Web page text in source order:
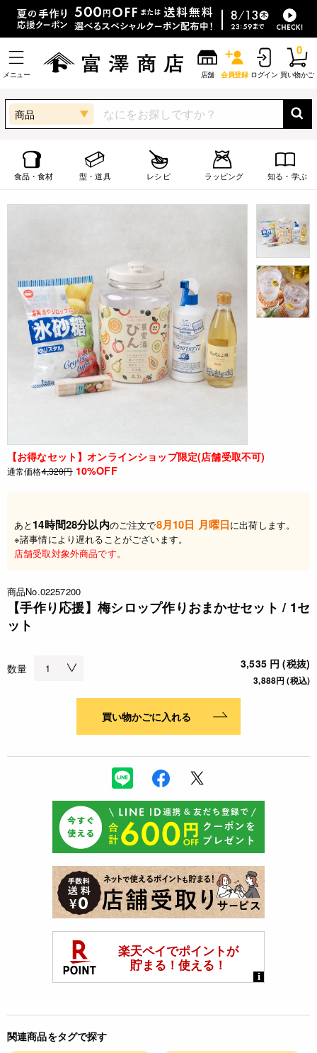
メニュー 店舗 会員登録 ログイン 買い物かご
0
商品
食品・食材 型・道具 レシピ ラッピング 知る・学ぶ
【お得なセット】オンラインショップ限定(店舗受取不可)
通常価格4,320円 10%OFF
あと 14時間28分以内のご注文で8月10日 月曜日に出荷します。
※諸事情により遅れることがございます。
店舗受取対象外商品です。
商品No.02257200
【手作り応援】梅シロップ作りおまかせセット / 1セ
ット
数量 3,535 円 (税抜)
3,888円 (税込)
買い物かごに入れる
関連商品をタグで探す